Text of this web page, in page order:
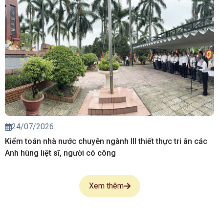
24/07/2026
Kiểm toán nhà nước chuyên ngành III thiết thực tri ân các
Anh hùng liệt sĩ, người có công
Xem thêm